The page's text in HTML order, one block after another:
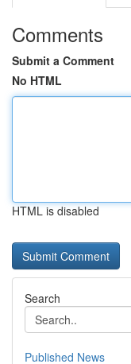
Comments
Submit a Comment
No HTML
HTML is disabled
Search
Published News